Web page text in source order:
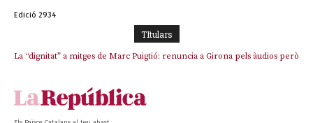
Edició 2934
TItulars
La “dignitat” a mitges de Marc Puigtió: renuncia a Girona pels àudios però